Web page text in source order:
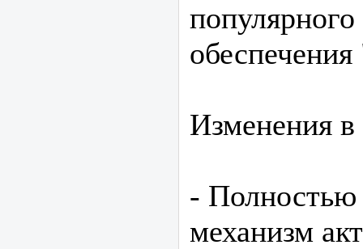
Изменения
- Полностью
механизм